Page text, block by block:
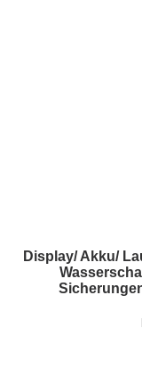
Display/ Akku/